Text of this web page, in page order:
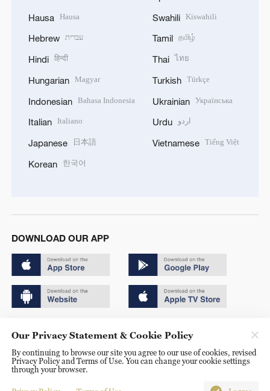
Hausa Hausa
Hebrew עברית
Hindi हिन्दी
Hungarian Magyar
Indonesian Bahasa Indonesia
Italian Italiano
Japanese 日本語
Korean 한국어
Swahili Kiswahili
Tamil தமிழ்
Thai ไทย
Turkish Türkçe
Ukrainian Українська
Urdu اردو
Vietnamese Tiếng Việt
DOWNLOAD OUR APP
京ICP备20000184号
京公网安备 11010502050052号
Disinformation report hotline: 010-85061466
Our Privacy Statement & Cookie Policy
By continuing to browse our site you agree to our use of cookies, revised
Privacy Policy and Terms of Use. You can change your cookie settings
through your browser.